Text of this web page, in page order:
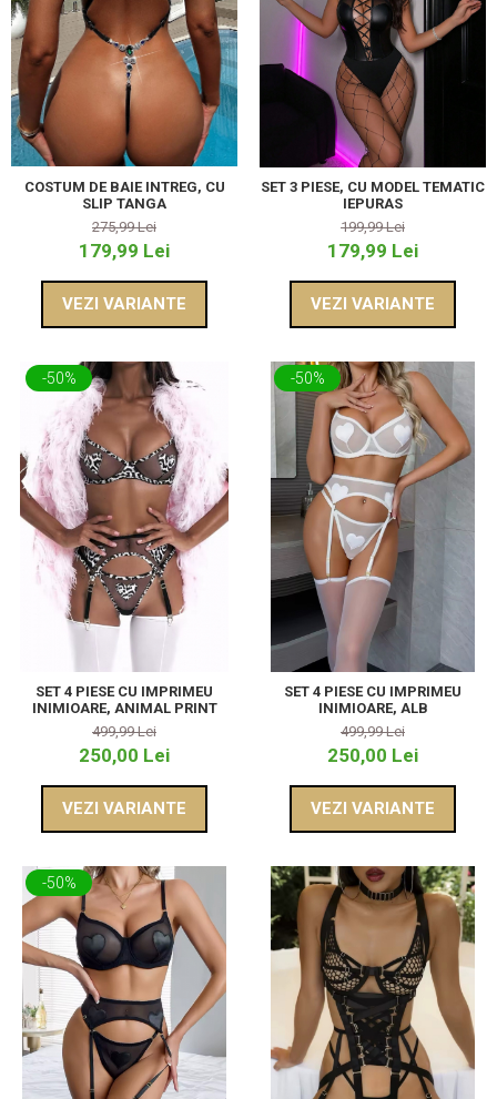
COSTUM DE BAIE INTREG, CU
SLIP TANGA
275,99 Lei
179,99 Lei
VEZI VARIANTE
SET 3 PIESE, CU MODEL TEMATIC
IEPURAS
199,99 Lei
179,99 Lei
VEZI VARIANTE
-50%
SET 4 PIESE CU IMPRIMEU
INIMIOARE, ANIMAL PRINT
499,99 Lei
250,00 Lei
VEZI VARIANTE
-50%
SET 4 PIESE CU IMPRIMEU
INIMIOARE, ALB
499,99 Lei
250,00 Lei
VEZI VARIANTE
-50%